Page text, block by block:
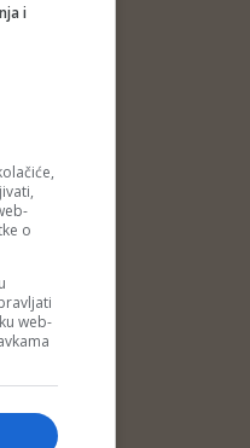
i
o
web-